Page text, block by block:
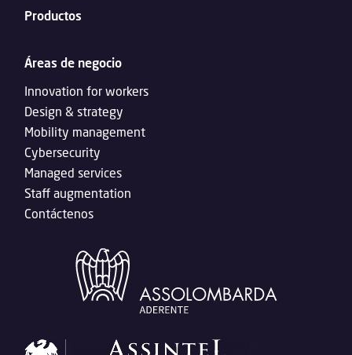
Productos
Áreas de negocio
Innovation for workers
Design & strategy
Mobility management
Cybersecurity
Managed services
Staff augmentation
Contáctenos